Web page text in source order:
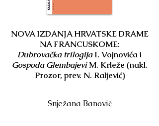
NOVA IZDANJA HRVATSKE DRAME
NA FRANCUSKOME:
Dubrovačka trilogijaI. Vojnovića i
Gospoda GlembajeviM. Krleže (nakl.
Prozor, prev. N. Raljević)
Snježana Banović